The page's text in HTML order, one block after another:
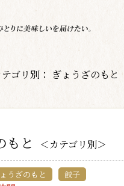
テゴリ別： ぎょうざのもと
もと ＜カテゴリ別＞
うざのもと 餃子